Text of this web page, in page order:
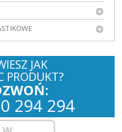
JAK
PRODUKT?
294 294